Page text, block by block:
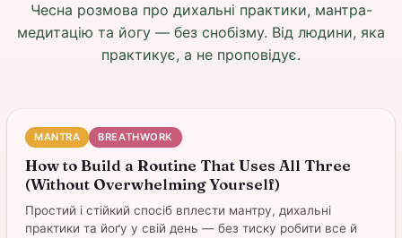
Чесна розмова про дихальні практики, мантра-
медитацію та йогу — без снобізму. Від людини, яка
практикує, а не проповідує.
MANTRA BREATHWORK
How to Build a Routine That Uses All Three
(Without Overwhelming Yourself)
Простий і стійкий спосіб вплести мантру, дихальні
практики та йоґу у свій день — без тиску робити все й